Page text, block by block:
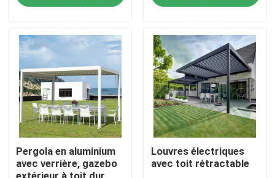
Pergola en aluminium de patio
Pergola à abats-sons en aluminium
Pergola escamotable en aluminium
belvédère de toit en métal
Pergola en aluminium
avec verrière, gazebo
extérieur à toit dur,
Louvres électriques
avec toit rétractable